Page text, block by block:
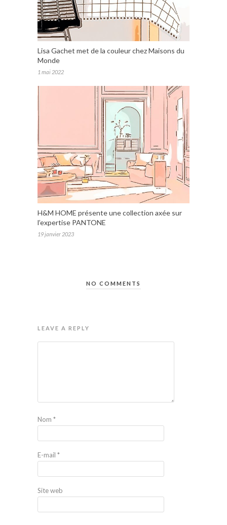
Lisa Gachet met de la couleur chez Maisons du
Monde
1 mai 2022
H&M HOME présente une collection axée sur
l’expertise PANTONE
19 janvier 2023
NO COMMENTS
LEAVE A REPLY
Nom *
E-mail *
Site web